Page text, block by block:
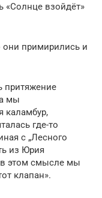
«Солнце взойдёт»
они примирились и
притяжение
мы
каламбур,
где-то
с „Лесного
из Юрия
этом смысле мы
клапан».